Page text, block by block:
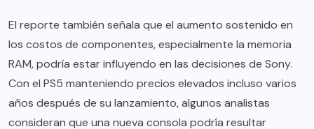
El reporte también señala que el aumento sostenido en
los costos de componentes, especialmente la memoria
RAM, podría estar influyendo en las decisiones de Sony.
Con el PS5 manteniendo precios elevados incluso varios
años después de su lanzamiento, algunos analistas
consideran que una nueva consola podría resultar